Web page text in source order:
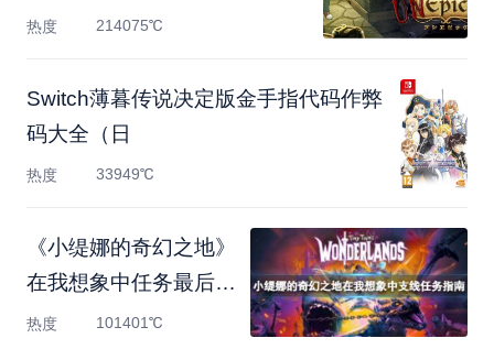
热度 214075℃
Switch薄暮传说决定版金手指代码作弊
码大全（日
热度 33949℃
《小缇娜的奇幻之地》
在我想象中任务最后一
块
热度 101401℃